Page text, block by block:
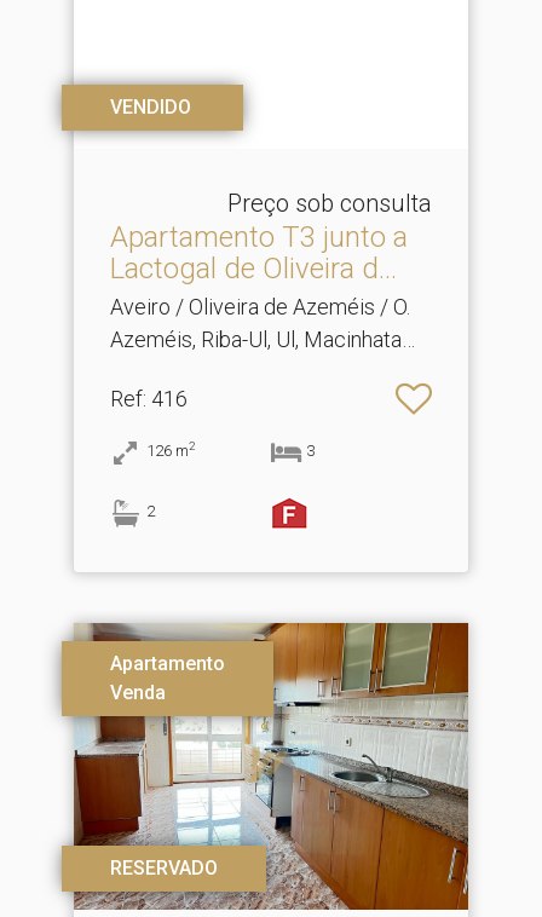
VENDIDO
Preço sob consulta
Apartamento T3 junto a
Lactogal de Oliveira d.​..
Aveiro / Oliveira de Azeméis / O.
Azeméis, Riba-Ul, Ul, Macinhata
Ref: 416
126 m2 3
2
Apartamento
Venda
RESERVADO